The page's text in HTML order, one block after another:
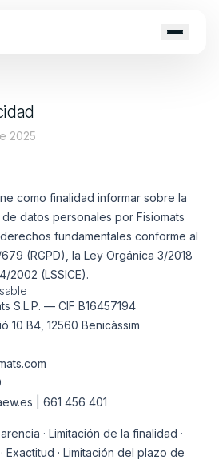
2025
como finalidad informar sobre la
datos personales por Fisiomats
fundamentales conforme al
(RGPD), la Ley Orgánica 3/2018
2002 (LSSICE).
S.L.P. — CIF B16457194
10 B4, 12560 Benicàssim
| 661 456 401
· Limitación de la finalidad ·
Exactitud · Limitación del plazo de